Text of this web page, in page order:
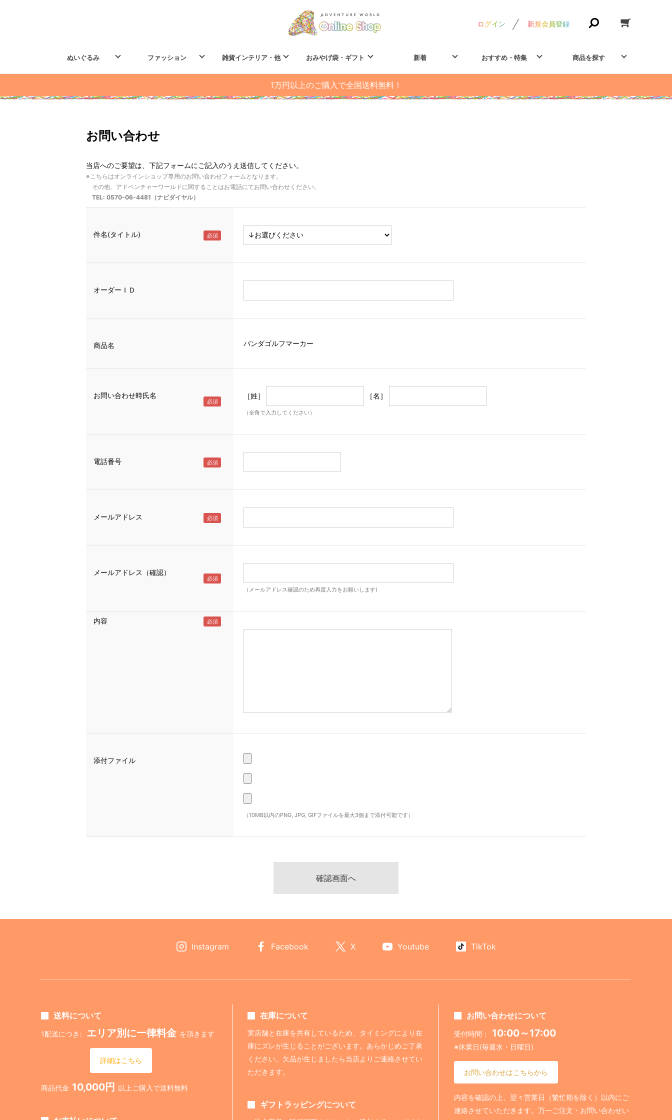
ログイン 新規会員登録
ぬいぐるみ ファッション 雑貨インテリア・他 おみやげ袋・ギフト 新着 おすすめ・特集 商品を探す
1万円以上のご購入で全国送料無料！
お問い合わせ
当店へのご要望は、下記フォームにご記入のうえ送信してください。
※こちらはオンラインショップ専用のお問い合わせフォームとなります。
その他、アドベンチャーワールドに関することはお電話にてお問い合わせください。
TEL: 0570-06-4481（ナビダイヤル）
件名(タイトル)
オーダーＩＤ
商品名 パンダゴルフマーカー
お問い合わせ時氏名 ［姓］ ［名］
（全角で入力してください）
電話番号
メールアドレス
メールアドレス（確認）
（メールアドレス確認のため再度入力をお願いします)
内容
添付ファイル
（10MB以内のPNG, JPG, GIFファイルを最大3個まで添付可能です）
Instagram Facebook X Youtube TikTok
送料について
1配送につき: エリア別に一律料金 を頂きます
詳細はこちら
商品代金 10,000円 以上ご購入で送料無料
在庫について
実店舗と在庫を共有しているため、タイミングにより在
庫にズレが生じることがございます。あらかじめご了承
ください。欠品が生じましたら当店よりご連絡させてい
ただきます。
ギフトラッピングについて
お問い合わせについて
受付時間： 10:00～17:00
※休業日(毎週水・日曜日)
お問い合わせはこちらから
内容を確認の上、翌々営業日（繁忙期を除く）以内にご
連絡させていただきます。万一ご注文・お問い合わせい